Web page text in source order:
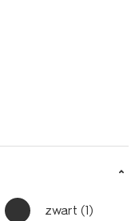
zwart(1)